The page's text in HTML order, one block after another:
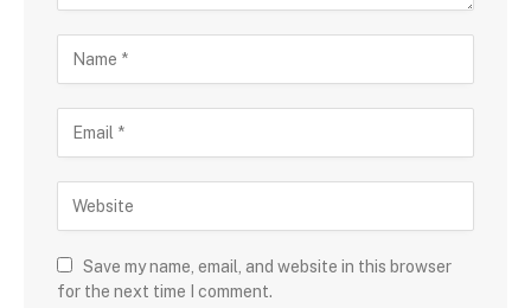
Save my name, email, and website in this browser
for the next time I comment.